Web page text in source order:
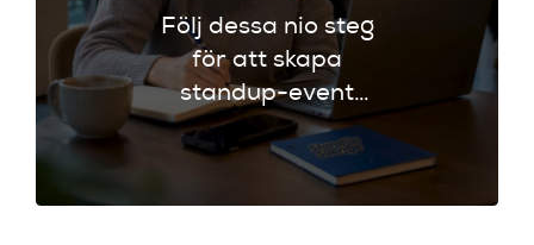
Följ dessa nio steg
för att skapa
standup-event
workflow. Planera
effektivt och undvik
vanliga misstag för